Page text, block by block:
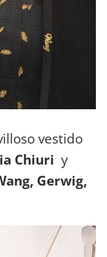
vestido
Chiuri y
Gerwig,